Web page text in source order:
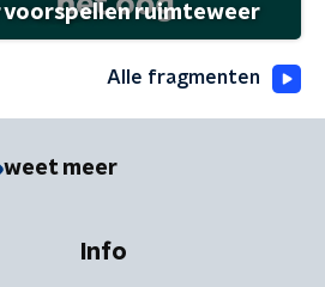
ruimteweer
Alle fragmenten
weet meer
Info